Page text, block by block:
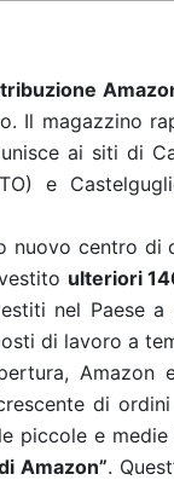
Il magazzino
ai siti di
e
nuovo centro di
ulteriori
nel Paese
di lavoro a
di
piccole e
Amazon”.